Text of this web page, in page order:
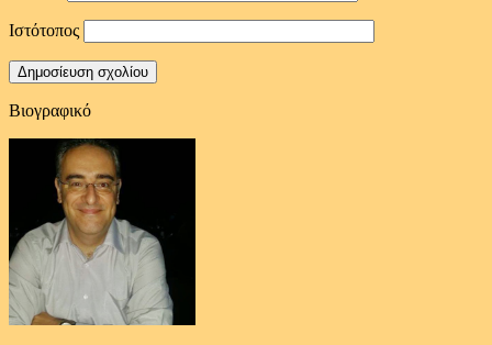
Ιστότοπος
Βιογραφικό